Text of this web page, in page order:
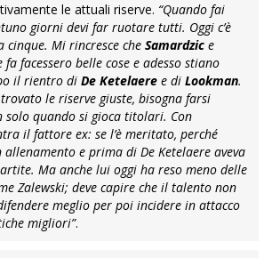
le attuali riserve. “Quando fai
giorni devi far ruotare tutti. Oggi c’è
Mi rincresce che Samardzic e
fa facessero belle cose e adesso stiano
il rientro di De Ketelaere e di Lookman.
le riserve giuste, bisogna farsi
quando si gioca titolari. Con
il fattore ex: se l’è meritato, perché
allenamento e prima di De Ketelaere aveva
Ma anche lui oggi ha reso meno delle
Zalewski; deve capire che il talento non
meglio per poi incidere in attacco
migliori”.